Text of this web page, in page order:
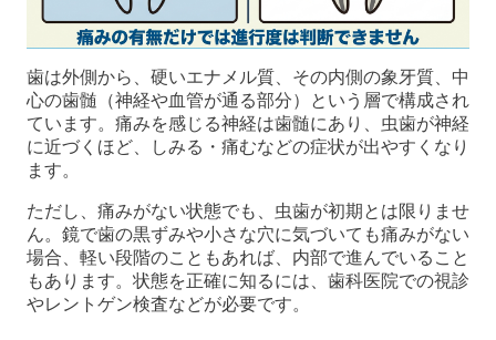
歯は外側から、硬いエナメル質、その内側の象牙質、中
心の歯髄（神経や血管が通る部分）という層で構成され
ています。痛みを感じる神経は歯髄にあり、虫歯が神経
に近づくほど、しみる・痛むなどの症状が出やすくなり
ます。
ただし、痛みがない状態でも、虫歯が初期とは限りませ
ん。鏡で歯の黒ずみや小さな穴に気づいても痛みがない
場合、軽い段階のこともあれば、内部で進んでいること
もあります。状態を正確に知るには、歯科医院での視診
やレントゲン検査などが必要です。